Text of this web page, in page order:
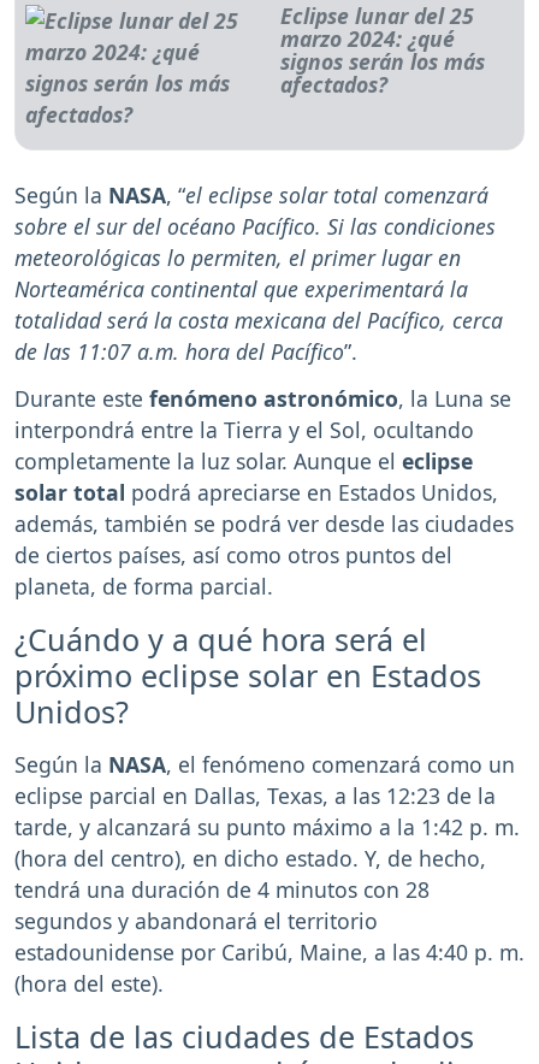
Eclipse lunar del 25
marzo 2024: ¿qué
signos serán los más
afectados?
Según la NASA, “el eclipse solar total comenzará
sobre el sur del océano Pacífico. Si las condiciones
meteorológicas lo permiten, el primer lugar en
Norteamérica continental que experimentará la
totalidad será la costa mexicana del Pacífico, cerca
de las 11:07 a.m. hora del Pacífico”.
Durante este fenómeno astronómico, la Luna se
interpondrá entre la Tierra y el Sol, ocultando
completamente la luz solar. Aunque el eclipse
solar total podrá apreciarse en Estados Unidos,
además, también se podrá ver desde las ciudades
de ciertos países, así como otros puntos del
planeta, de forma parcial.
¿Cuándo y a qué hora será el
próximo eclipse solar en Estados
Unidos?
Según la NASA, el fenómeno comenzará como un
eclipse parcial en Dallas, Texas, a las 12:23 de la
tarde, y alcanzará su punto máximo a la 1:42 p. m.
(hora del centro), en dicho estado. Y, de hecho,
tendrá una duración de 4 minutos con 28
segundos y abandonará el territorio
estadounidense por Caribú, Maine, a las 4:40 p. m.
(hora del este).
Lista de las ciudades de Estados